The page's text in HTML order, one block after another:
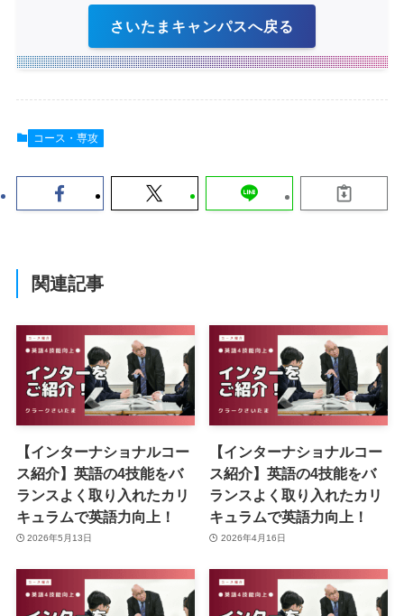
さいたまキャンパスへ戻る
コース・専攻
関連記事
【インターナショナルコー
ス紹介】英語の4技能をバ
ランスよく取り入れたカリ
キュラムで英語力向上！
2026年5月13日
【インターナショナルコー
ス紹介】英語の4技能をバ
ランスよく取り入れたカリ
キュラムで英語力向上！
2026年4月16日